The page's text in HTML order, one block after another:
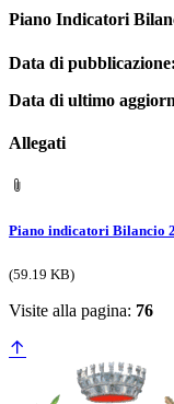
Piano Indicatori
Data di pubblicazione:
Data di ultimo
Allegati
Piano indicatori Bilancio
(59.19 KB)
Visite alla pagina: 76